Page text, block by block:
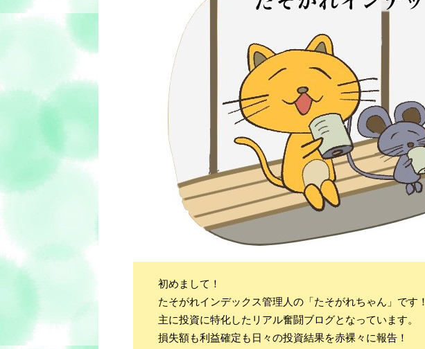
初めまして！
たそがれインデックス管理人の「たそがれちゃん」です！
主に投資に特化したリアル奮闘ブログとなっています。
損失額も利益確定も日々の投資結果を赤裸々に報告！